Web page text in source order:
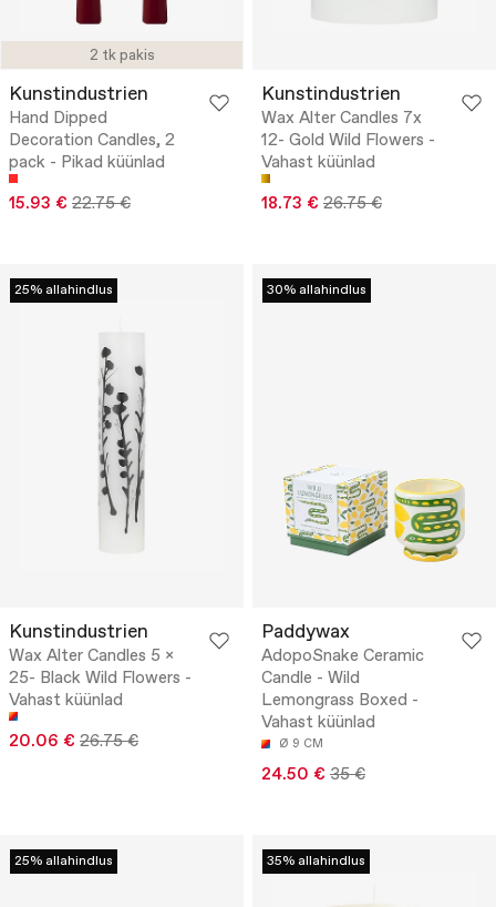
2 tk pakis
Kunstindustrien
Hand Dipped
Decoration Candles, 2
pack - Pikad küünlad
15.93 € 22.75 €
Kunstindustrien
Wax Alter Candles 7x
12- Gold Wild Flowers -
Vahast küünlad
18.73 € 26.75 €
25% allahindlus
Kunstindustrien
Wax Alter Candles 5 x
25- Black Wild Flowers -
Vahast küünlad
20.06 € 26.75 €
30% allahindlus
Paddywax
AdopoSnake Ceramic
Candle - Wild
Lemongrass Boxed -
Vahast küünlad
Ø 9 CM
24.50 € 35 €
25% allahindlus 35% allahindlus